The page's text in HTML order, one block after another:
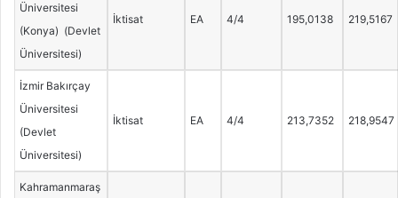
Üniversitesi
(Konya) (Devlet
Üniversitesi)
İktisat EA 4/4 195,0138 219,5167
İzmir Bakırçay
Üniversitesi
(Devlet
Üniversitesi)
İktisat EA 4/4 213,7352 218,9547
Kahramanmaraş